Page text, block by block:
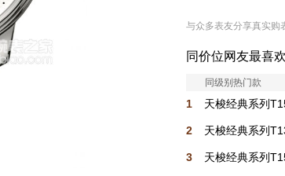
与众多表友分享真实购
同价位网友最喜
同级别热门款
1 天梭经典系列
2 天梭经典系列
3 天梭经典系列